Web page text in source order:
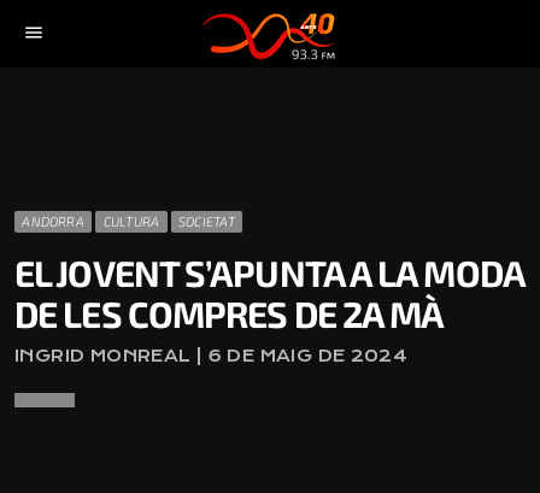
menu
ANDORRA CULTURA SOCIETAT
EL JOVENT S’APUNTA A LA MODA
DE LES COMPRES DE 2A MÀ
INGRID MONREAL | 6 DE MAIG DE 2024